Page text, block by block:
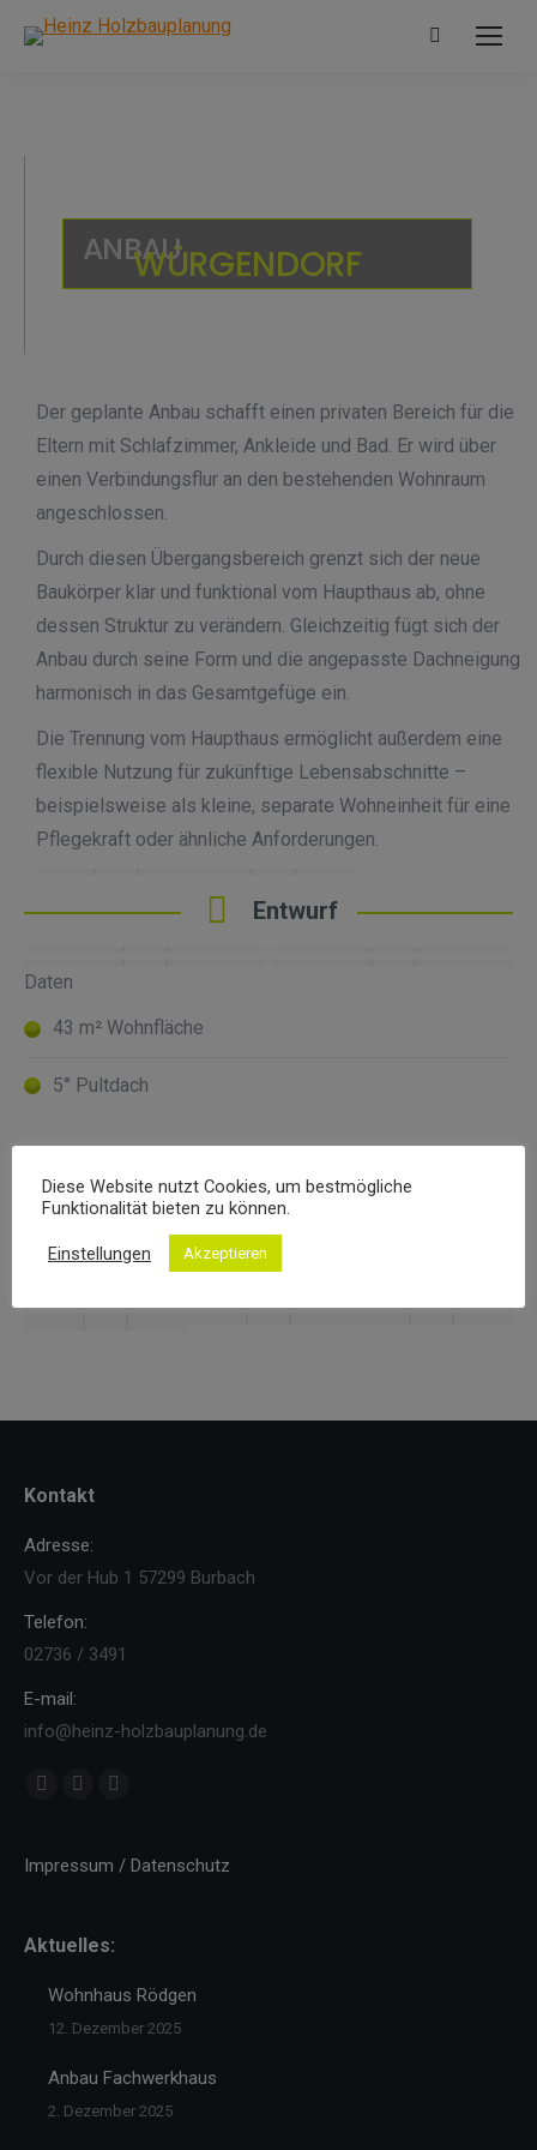
Search:
WÜRGENDORF
ANBAU
Der geplante Anbau schafft einen privaten Bereich für die
Eltern mit Schlafzimmer, Ankleide und Bad. Er wird über
einen Verbindungsflur an den bestehenden Wohnraum
angeschlossen.
Durch diesen Übergangsbereich grenzt sich der neue
Baukörper klar und funktional vom Haupthaus ab, ohne
dessen Struktur zu verändern. Gleichzeitig fügt sich der
Anbau durch seine Form und die angepasste Dachneigung
harmonisch in das Gesamtgefüge ein.
Die Trennung vom Haupthaus ermöglicht außerdem eine
flexible Nutzung für zukünftige Lebensabschnitte –
beispielsweise als kleine, separate Wohneinheit für eine
Pflegekraft oder ähnliche Anforderungen.
Entwurf
Daten
43 m² Wohnfläche
5° Pultdach
Bauphase
Kontakt
Adresse:
Vor der Hub 1 57299 Burbach
Telefon:
02736 / 3491
E-mail:
info@heinz-holzbauplanung.de
Finden Sie uns auf:
opens
window
opens
window
opens
window
Impressum / Datenschutz
Aktuelles:
Wohnhaus Rödgen
12. Dezember 2025
Anbau Fachwerkhaus
2. Dezember 2025
Diese Website nutzt Cookies, um bestmögliche
Funktionalität bieten zu können.
Einstellungen Akzeptieren